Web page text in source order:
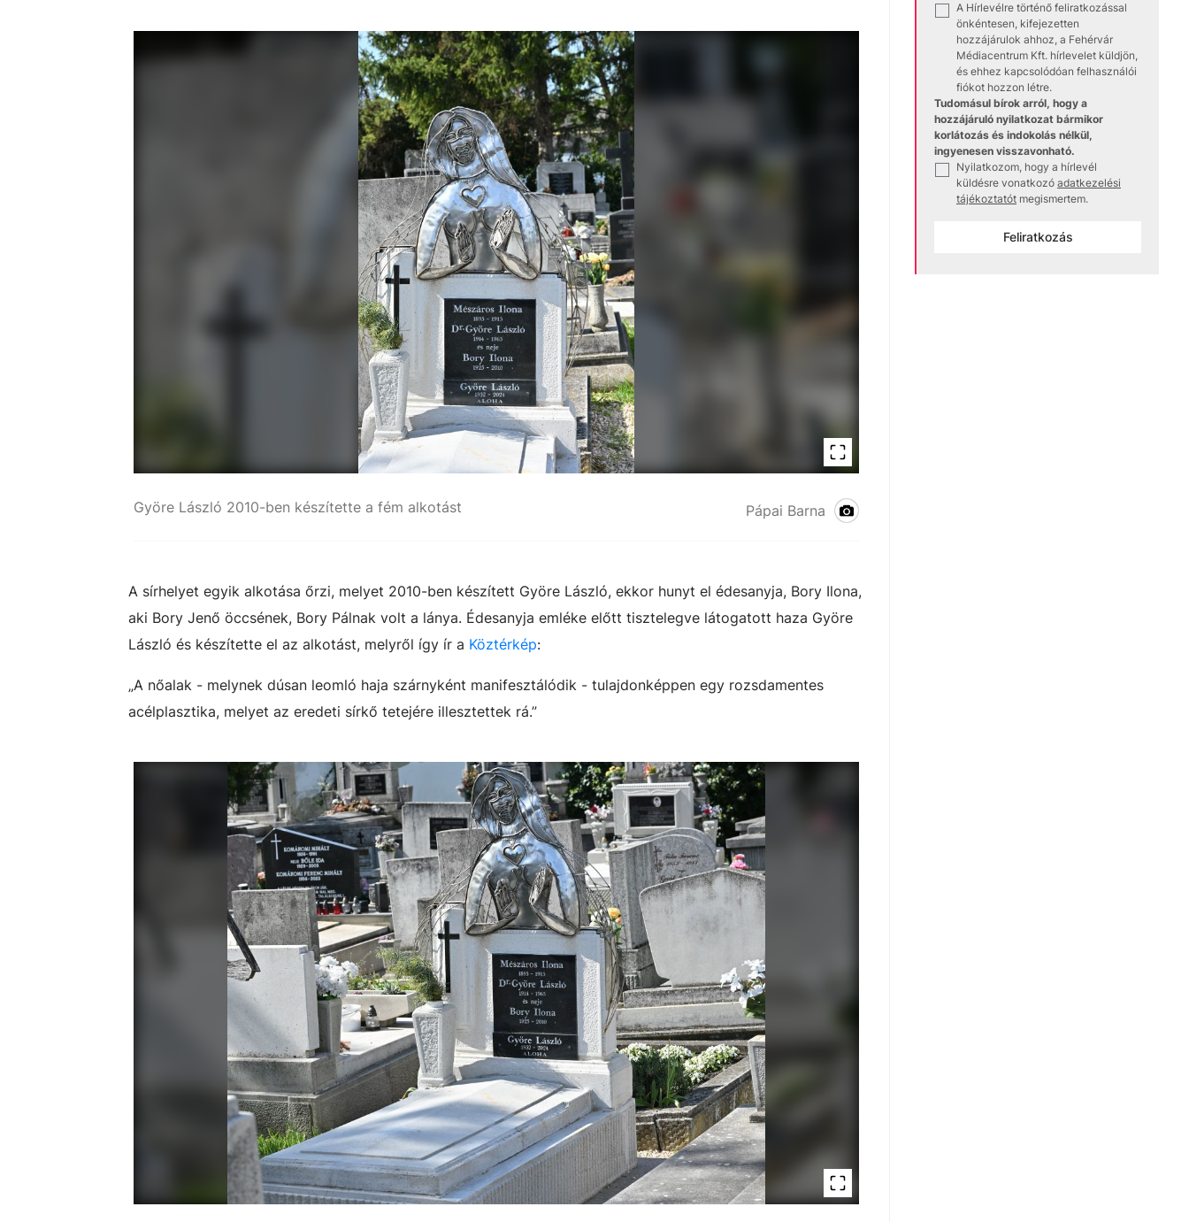
Györe László 2010-ben készítette a fém alkotást Pápai Barna
A sírhelyet egyik alkotása őrzi, melyet 2010-ben készített Györe László, ekkor hunyt el édesanyja, Bory Ilona,
aki Bory Jenő öccsének, Bory Pálnak volt a lánya. Édesanyja emléke előtt tisztelegve látogatott haza Györe
László és készítette el az alkotást, melyről így ír a Köztérkép:
„A nőalak - melynek dúsan leomló haja szárnyként manifesztálódik - tulajdonképpen egy rozsdamentes
acélplasztika, melyet az eredeti sírkő tetejére illesztettek rá.”
A Hírlevélre történő feliratkozással
önkéntesen, kifejezetten
hozzájárulok ahhoz, a Fehérvár
Médiacentrum Kft. hírlevelet küldjön,
és ehhez kapcsolódóan felhasználói
fiókot hozzon létre.
Tudomásul bírok arról, hogy a
hozzájáruló nyilatkozat bármikor
korlátozás és indokolás nélkül,
ingyenesen visszavonható.
Nyilatkozom, hogy a hírlevél
küldésre vonatkozó adatkezelési
tájékoztatót megismertem.
Feliratkozás